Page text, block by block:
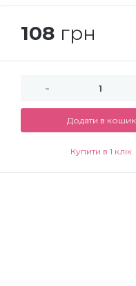
108 грн
-
Додати в кошик
Купити в 1 клік